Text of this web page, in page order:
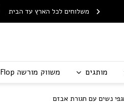
משלוחים לכל הארץ עד הבית
מותגים משווק מורשה Flop
נשים עם חגורת אבזם